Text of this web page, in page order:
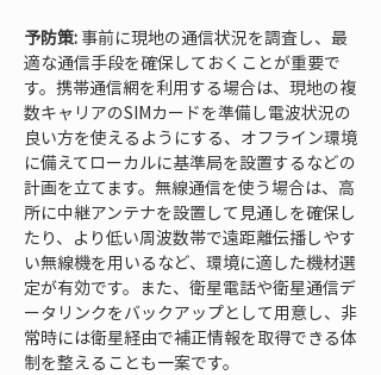
予防策: 事前に現地の通信状況を調査し、最
適な通信手段を確保しておくことが重要で
す。携帯通信網を利用する場合は、現地の複
数キャリアのSIMカードを準備し電波状況の
良い方を使えるようにする、オフライン環境
に備えてローカルに基準局を設置するなどの
計画を立てます。無線通信を使う場合は、高
所に中継アンテナを設置して見通しを確保し
たり、より低い周波数帯で遠距離伝播しやす
い無線機を用いるなど、環境に適した機材選
定が有効です。また、衛星電話や衛星通信デ
ータリンクをバックアップとして用意し、非
常時には衛星経由で補正情報を取得できる体
制を整えることも一案です。